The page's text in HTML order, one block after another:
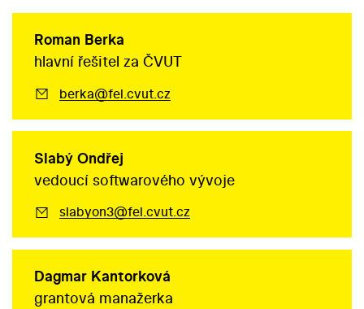
Roman Berka
hlavní řešitel za ČVUT
berka@fel.cvut.cz
Slabý Ondřej
vedoucí softwarového vývoje
slabyon3@fel.cvut.cz
Dagmar Kantorková
grantová manažerka